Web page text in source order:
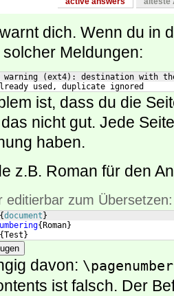
dich. Wenn du in
Meldungen:
warning (ext4): destination with
used, duplicate ignored
ist, dass du die
nicht gut. Jede
haben.
z.B. Roman für den
editierbar zum Übersetzen:
{document }
{ Roman}
{Test }
davon:
ist falsch. Der